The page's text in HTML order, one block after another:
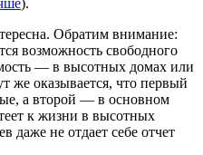
Обратим внимание:
возможность свободного
— в высотных домах или
же оказывается, что первый
а второй — в основном
к жизни в высотных
даже не отдает себе отчет